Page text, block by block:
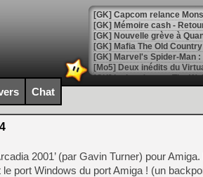
[GK] Capcom relance
[Mo5] Deux inédits du
[GK] Le beat'em up The
[GK] Endless Legend 2 :
[LS] [PS5] Le WebKit
Chat
2001’ (par Gavin Turner) pour
port Windows du port Amiga ! (un